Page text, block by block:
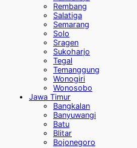
Rembang
Salatiga
Semarang
Solo
Sragen
Sukoharjo
Tegal
Temanggung
Wonogiri
Wonosobo
Jawa Timur
Bangkalan
Banyuwangi
Batu
Blitar
Bojonegoro